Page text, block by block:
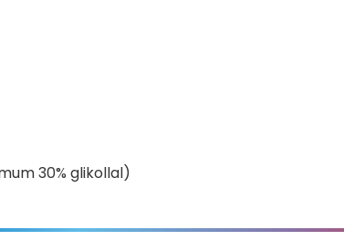
30% glikollal)